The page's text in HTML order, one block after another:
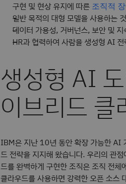
구현 및 현상 유지에 따른 조직적
일반 목적의 대형 모델을 사용하는
데이터 가용성, 거버넌스, 보안 및
HR과 협력하여 사람을 생성형 AI
생성형 AI
이브리드 클
IBM은 지난 10년 동안 확장 가능한 AI
드 전략을 지지해 왔습니다. 우리의 관
드를 완벽하게 구현한 조직은 조직 전체
클라우드를 사용하면 강력한 오픈 소스